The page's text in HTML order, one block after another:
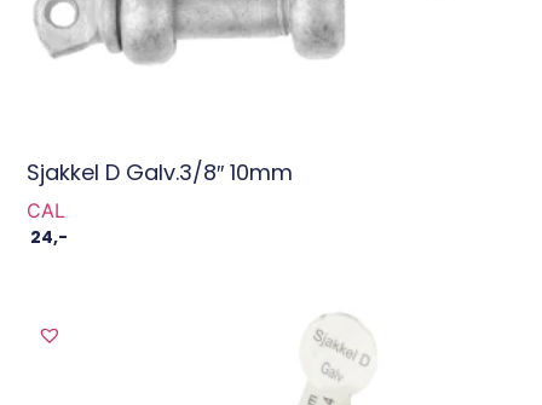
Sjakkel D Galv.3/8″ 10mm
CAL
24,-